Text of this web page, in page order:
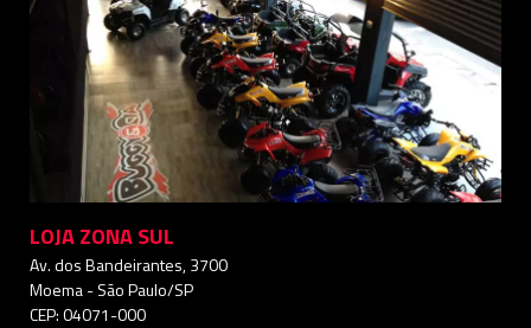
LOJA ZONA SUL
Av. dos Bandeirantes, 3700
Moema - São Paulo/SP
CEP: 04071-000